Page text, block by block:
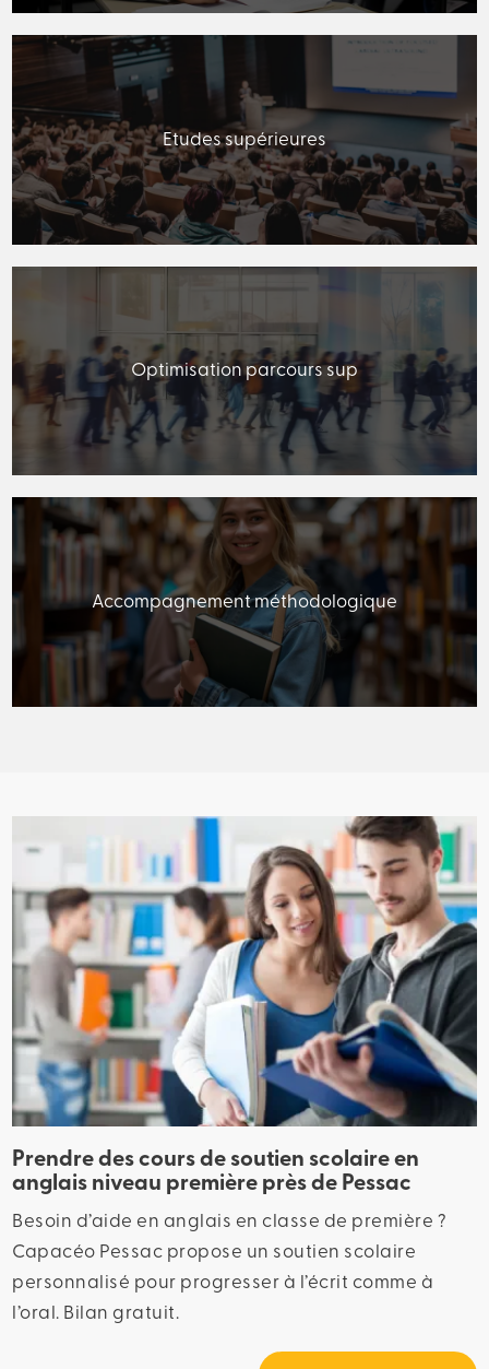
Etudes supérieures
Optimisation parcours sup
Accompagnement méthodologique
Prendre des cours de soutien scolaire en
anglais niveau première près de Pessac
Besoin d’aide en anglais en classe de première ?
Capacéo Pessac propose un soutien scolaire
personnalisé pour progresser à l’écrit comme à
l’oral. Bilan gratuit.